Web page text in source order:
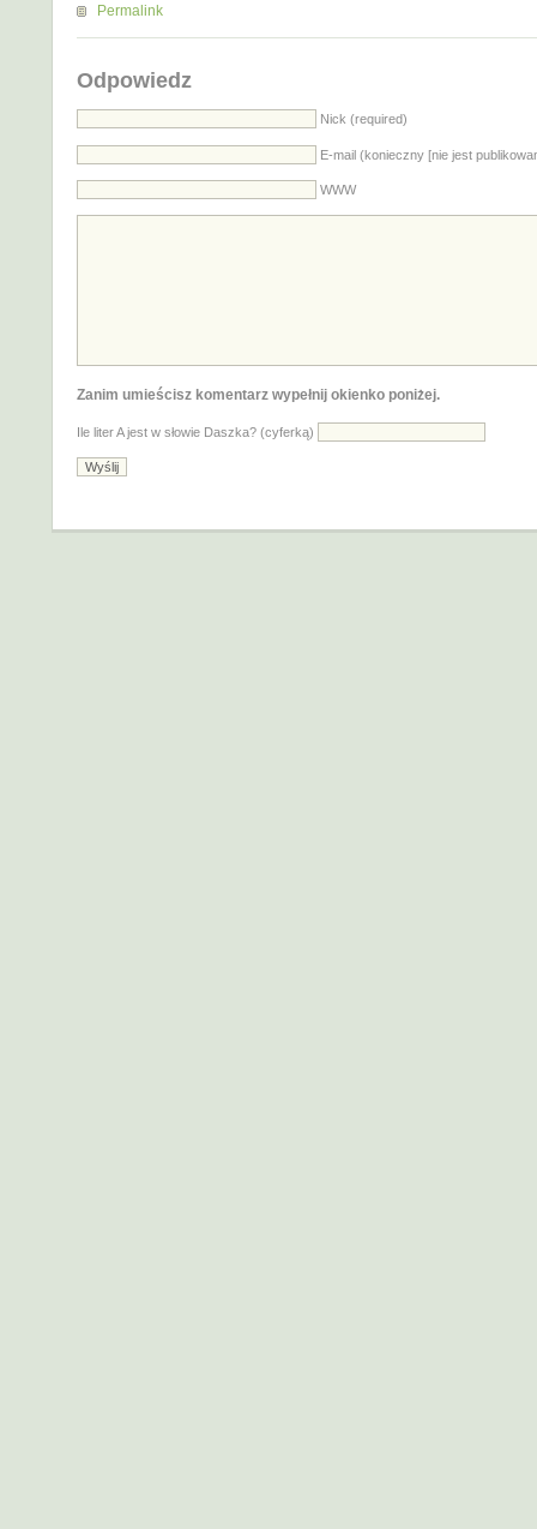
Permalink
Odpowiedz
Nick (required)
E-mail (konieczny [nie jest
WWW
Zanim umieścisz komentarz wypełnij okienko poniżej.
Ile liter A jest w słowie Daszka? (cyferką)